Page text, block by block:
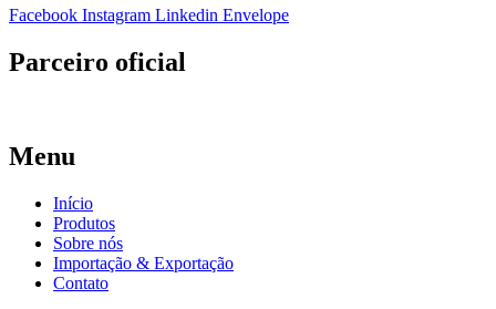
Facebook Instagram Linkedin Envelope
Parceiro oficial
Menu
Início
Produtos
Sobre nós
Importação & Exportação
Contato